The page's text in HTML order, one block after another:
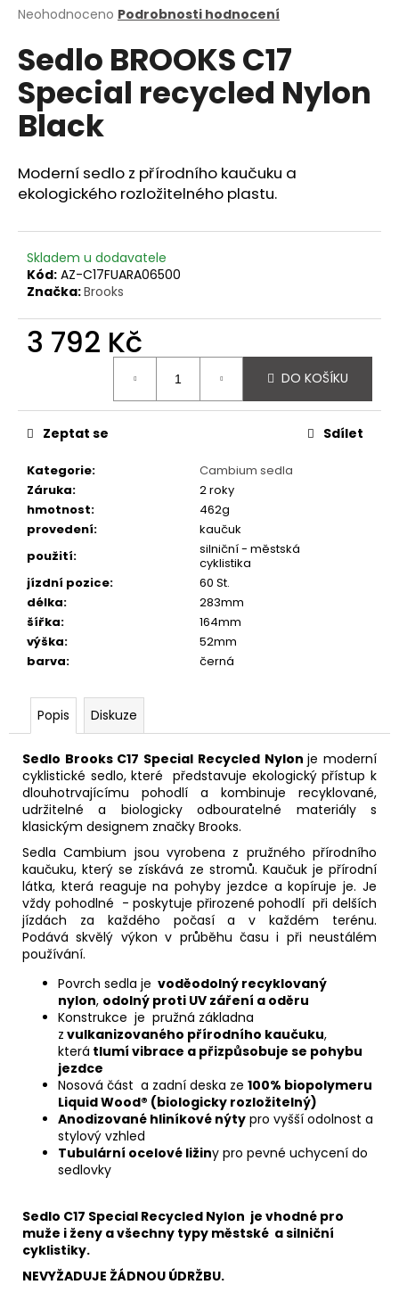
Průměrné
produktu
je
0,0
z
5
hvězdiček.
Neohodnoceno Podrobnosti hodnocení
Sedlo BROOKS C17
Special recycled Nylon
Black
Moderní sedlo z přírodního kaučuku a
ekologického rozložitelného plastu.
Skladem u dodavatele
Kód: AZ-C17FUARA06500
Značka:Brooks
3 792 Kč
DO KOŠÍKU
Kategorie:
Cambium sedla
Záruka:
2 roky
hmotnost:
462g
provedení:
kaučuk
použití:
silniční - městská
cyklistika
jízdní pozice:
60 St.
délka:
283mm
šířka:
164mm
výška:
52mm
barva: černá
Zeptat se Sdílet
Popis Diskuze
Sedlo Brooks C17 Special Recycled Nylon je moderní
cyklistické sedlo, které představuje ekologický přístup k
dlouhotrvajícímu pohodlí a kombinuje recyklované,
udržitelné a biologicky odbouratelné materiály s
klasickým designem značky Brooks.
Sedla Cambium jsou vyrobena z pružného přírodního
kaučuku, který se získává ze stromů. Kaučuk je přírodní
látka, která reaguje na pohyby jezdce a kopíruje je. Je
vždy pohodlné - poskytuje přirozené pohodlí při delších
jízdách za každého počasí a v každém terénu.
Podává skvělý výkon v průběhu času i při neustálém
používání.
Povrch sedla je voděodolný recyklovaný
nylon, odolný proti UV záření a oděru
Konstrukce je pružná základna
z vulkanizovaného přírodního kaučuku,
která tlumí vibrace a přizpůsobuje se pohybu
jezdce
Nosová část a zadní deska ze 100% biopolymeru
Liquid Wood® (biologicky rozložitelný)
Anodizované hliníkové nýty pro vyšší odolnost a
stylový vzhled
Tubulární ocelové ližiny pro pevné uchycení do
sedlovky
Sedlo C17 Special Recycled Nylon je vhodné pro
muže i ženy a všechny typy městské a silniční
cyklistiky.
NEVYŽADUJE ŽÁDNOU ÚDRŽBU.
a
j
í
t
?
D
o
p
o
e
m
e
SEDLO
M-
WAVE
RETRO
HNĚDÉ
550
Kč